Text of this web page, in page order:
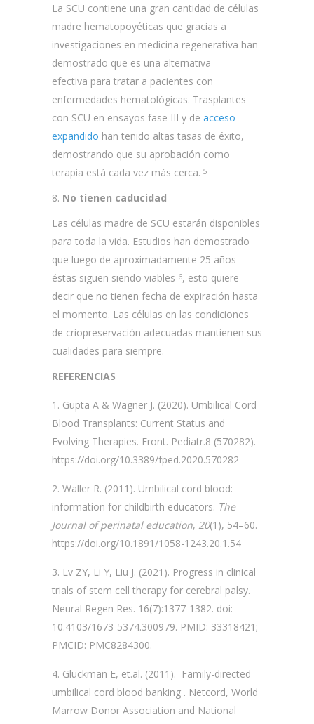
La SCU contiene una gran cantidad de células
madre hematopoyéticas que gracias a
investigaciones en medicina regenerativa han
demostrado que es una alternativa
efectiva para tratar a pacientes con
enfermedades hematológicas. Trasplantes
con SCU en ensayos fase III y de acceso
expandido han tenido altas tasas de éxito,
demostrando que su aprobación como
terapia está cada vez más cerca. 5
8. No tienen caducidad
Las células madre de SCU estarán disponibles
para toda la vida. Estudios han demostrado
que luego de aproximadamente 25 años
éstas siguen siendo viables 6, esto quiere
decir que no tienen fecha de expiración hasta
el momento. Las células en las condiciones
de criopreservación adecuadas mantienen sus
cualidades para siempre.
REFERENCIAS
Gupta A & Wagner J. (2020). Umbilical Cord
Blood Transplants: Current Status and
Evolving Therapies. Front. Pediatr.8 (570282).
https://doi.org/10.3389/fped.2020.570282
Waller R. (2011). Umbilical cord blood:
information for childbirth educators. The
Journal of perinatal education, 20(1), 54–60.
https://doi.org/10.1891/1058-1243.20.1.54
Lv ZY, Li Y, Liu J. (2021). Progress in clinical
trials of stem cell therapy for cerebral palsy.
Neural Regen Res. 16(7):1377-1382. doi:
10.4103/1673-5374.300979. PMID: 33318421;
PMCID: PMC8284300.
Gluckman E, et.al. (2011). Family-directed
umbilical cord blood banking . Netcord, World
Marrow Donor Association and National